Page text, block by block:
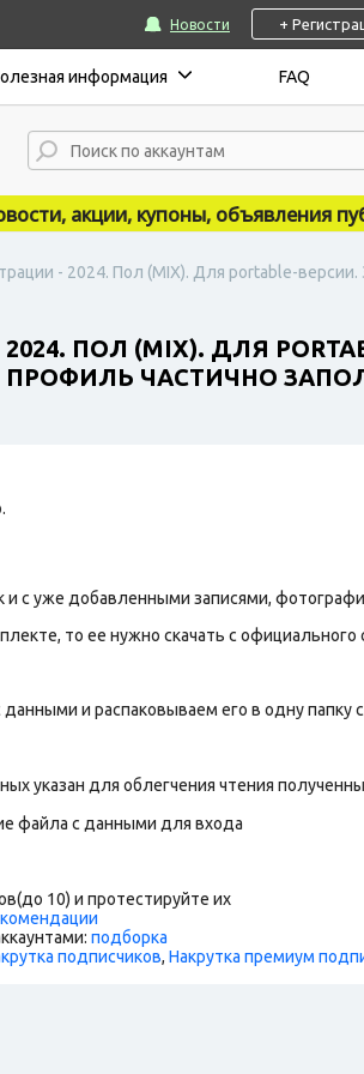
Новости +
информация FAQ
акции, купоны, объявления
- 2024. Пол (MIX). Для portable-
ПОЛ (MIX). ДЛЯ
ПРОФИЛЬ ЧАСТИЧНО
и с уже добавленными записями,
то ее нужно скачать с официального
и распаковываем его в одну папку
указан для облегчения чтения
файла с данными для входа
10) и протестируйте их
подборка
подписчиков, Накрутка премиум